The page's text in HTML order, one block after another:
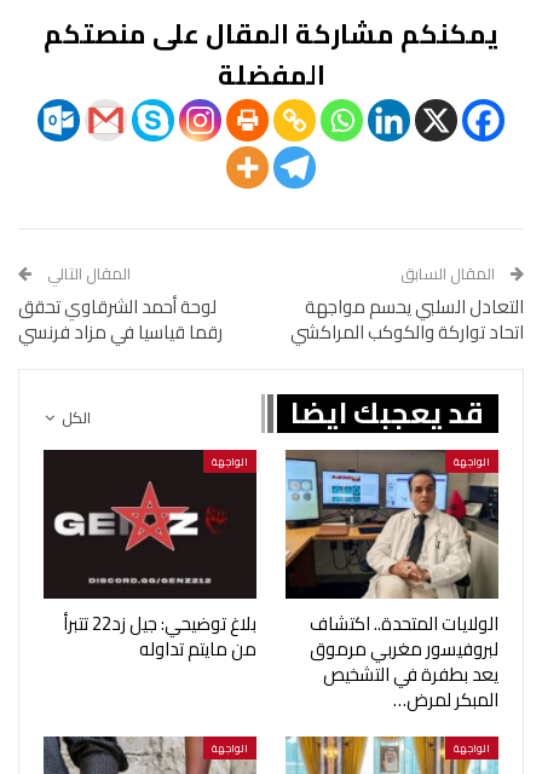
يمكنكم مشاركة المقال على منصتكم
المفضلة
المقال السابق
التعادل السلبي يحسم مواجهة
اتحاد تواركة والكوكب المراكشي
المقال التالي
لوحة أحمد الشرقاوي تحقق
رقما قياسيا في مزاد فرنسي
الكل قد يعجبك ايضا
الواجهة
الولايات المتحدة.. اكتشاف
لبروفيسور مغربي مرموق
يعد بطفرة في التشخيص
المبكر لمرض…
الواجهة
بلاغ توضيحي: جيل زد22 تتبرأ
من مايتم تداوله
الواجهة الواجهة